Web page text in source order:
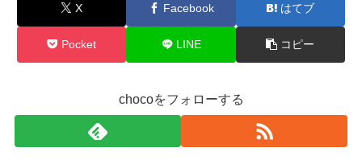
X Facebook はてブ
Pocket LINE コピー
chocoをフォローする